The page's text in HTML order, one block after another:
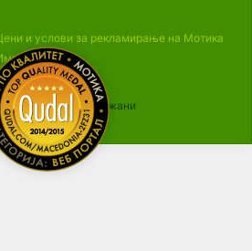
и услови за рекламирање на Мотика
права се задржани